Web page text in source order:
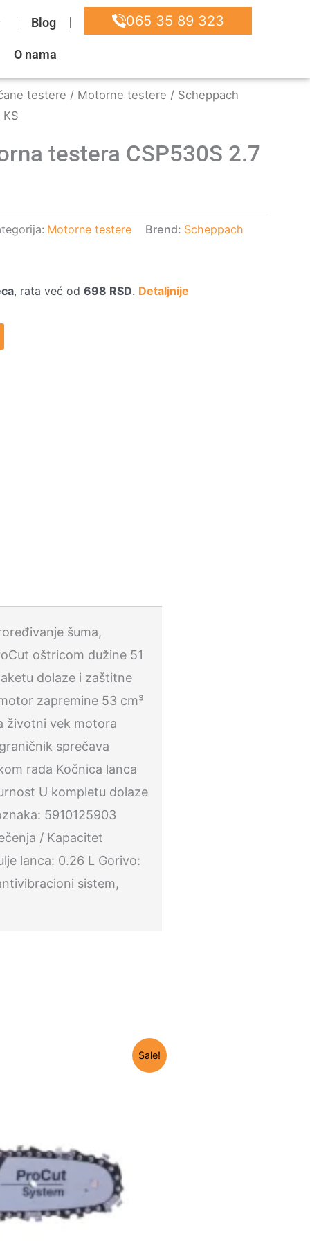
Blog
O nama
065 35 89 323
testere / Motorne testere / Scheppach
testera CSP530S 2.7
Motorne testere Brend: Scheppach
, rata već od 698 RSD. Detaljnije
šuma,
oštricom dužine 51
dolaze i zaštitne
zapremine 53 cm³
životni vek motora
sprečava
rada Kočnica lanca
U kompletu dolaze
5910125903
/ Kapacitet
lanca: 0.26 L Gorivo:
sistem,
Sale!